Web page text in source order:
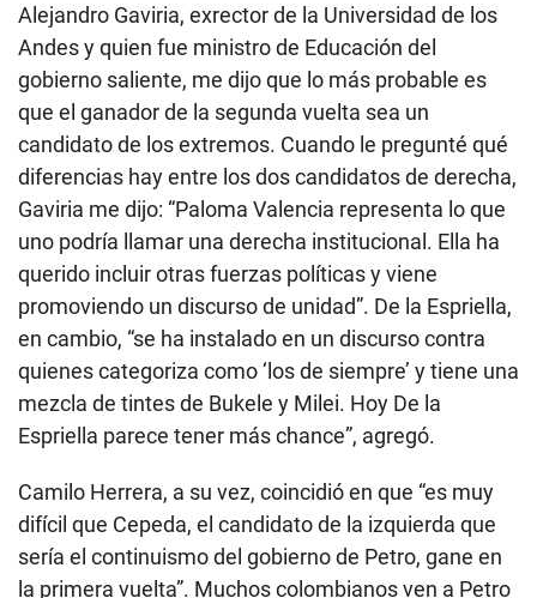
Alejandro Gaviria, exrector de la Universidad de los
Andes y quien fue ministro de Educación del
gobierno saliente, me dijo que lo más probable es
que el ganador de la segunda vuelta sea un
candidato de los extremos. Cuando le pregunté qué
diferencias hay entre los dos candidatos de derecha,
Gaviria me dijo: “Paloma Valencia representa lo que
uno podría llamar una derecha institucional. Ella ha
querido incluir otras fuerzas políticas y viene
promoviendo un discurso de unidad”. De la Espriella,
en cambio, “se ha instalado en un discurso contra
quienes categoriza como ‘los de siempre’ y tiene una
mezcla de tintes de Bukele y Milei. Hoy De la
Espriella parece tener más chance”, agregó.
Camilo Herrera, a su vez, coincidió en que “es muy
difícil que Cepeda, el candidato de la izquierda que
sería el continuismo del gobierno de Petro, gane en
la primera vuelta”. Muchos colombianos ven a Petro